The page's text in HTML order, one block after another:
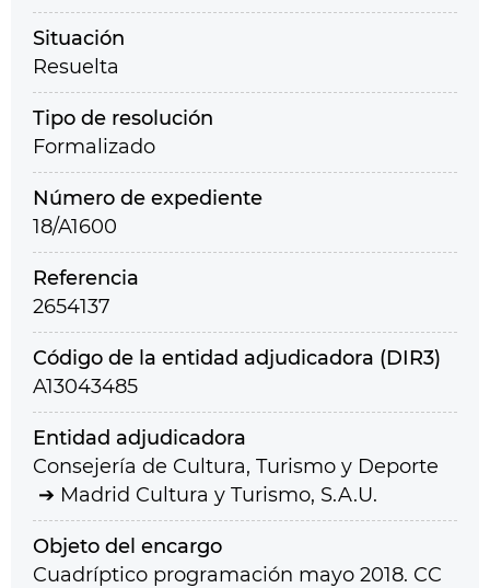
Situación
Resuelta
Tipo de resolución
Formalizado
Número de expediente
18/A1600
Referencia
2654137
Código de la entidad adjudicadora (DIR3)
A13043485
Entidad adjudicadora
Consejería de Cultura, Turismo y Deporte
Madrid Cultura y Turismo, S.A.U.
Objeto del encargo
Cuadríptico programación mayo 2018. CC